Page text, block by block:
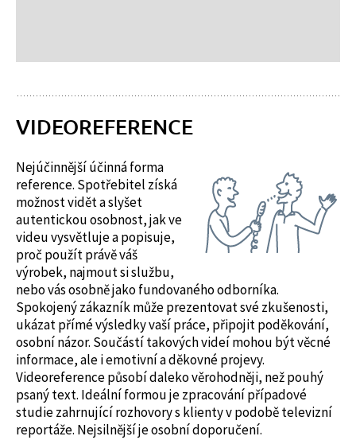
VIDEOREFERENCE
Nejúčinnější účinná forma
reference. Spotřebitel získá
možnost vidět a slyšet
autentickou osobnost, jak ve
videu vysvětluje a popisuje,
proč použít právě váš
výrobek, najmout si službu,
nebo vás osobně jako fundovaného odborníka.
Spokojený zákazník může prezentovat své zkušenosti,
ukázat přímé výsledky vaší práce, připojit poděkování,
osobní názor. Součástí takových videí mohou být věcné
informace, ale i emotivní a děkovné projevy.
Videoreference působí daleko věrohodněji, než pouhý
psaný text. Ideální formou je zpracování případové
studie zahrnující rozhovory s klienty v podobě televizní
reportáže. Nejsilnější je osobní doporučení.